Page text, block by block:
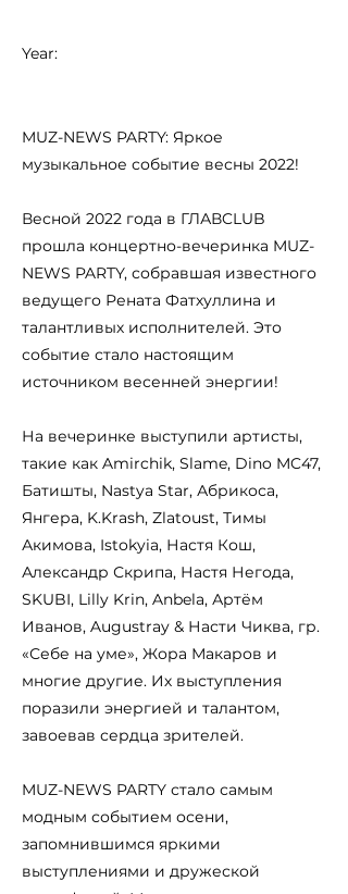
Year:
MUZ-NEWS PARTY: Яркое
музыкальное событие весны 2022!
Весной 2022 года в ГЛАВCLUB
прошла концертно-вечеринка MUZ-
NEWS PARTY, собравшая известного
ведущего Рената Фатхуллина и
талантливых исполнителей. Это
событие стало настоящим
источником весенней энергии!
На вечеринке выступили артисты,
такие как Amirchik, Slame, Dino MC47,
Батишты, Nastya Star, Абрикоса,
Янгера, K.Krash, Zlatoust, Тимы
Акимова, Istokyia, Настя Кош,
Александр Скрипа, Настя Негода,
SKUBI, Lilly Krin, Anbela, Артём
Иванов, Augustray & Насти Чиква, гр.
«Себе на уме», Жора Макаров и
многие другие. Их выступления
поразили энергией и талантом,
завоевав сердца зрителей.
MUZ-NEWS PARTY стало самым
модным событием осени,
запомнившимся яркими
выступлениями и дружеской